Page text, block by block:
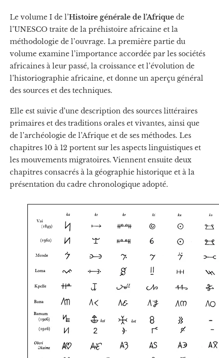
Le volume I de l’Histoire générale de l’Afrique de
l’UNESCO traite de la préhistoire africaine et la
méthodologie de l’ouvrage. La première partie du
volume examine l’importance accordée par les sociétés
africaines à leur passé, la croissance et l’évolution de
l’historiographie africaine, et donne un aperçu général
des sources et des techniques.
Elle est suivie d’une description des sources littéraires
primaires et des traditions orales et vivantes, ainsi que
de l’archéologie de l’Afrique et de ses méthodes. Les
chapitres 10 à 12 portent sur les aspects linguistiques et
les mouvements migratoires. Viennent ensuite deux
chapitres consacrés à la géographie historique et à la
présentation du cadre chronologique adopté.